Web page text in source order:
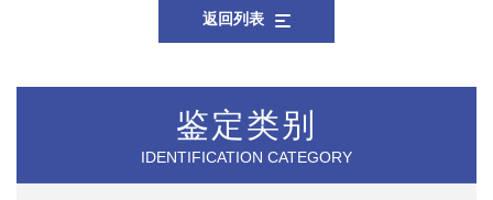
返回列表
鉴定类别
IDENTIFICATION CATEGORY